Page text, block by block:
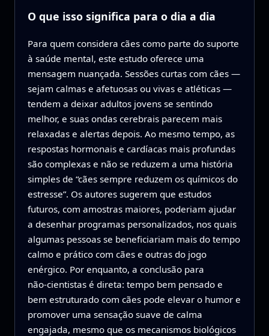
O que isso significa para o dia a dia
Para quem considera cães como parte do suporte
à saúde mental, este estudo oferece uma
mensagem nuançada. Sessões curtas com cães —
sejam calmas e afetuosas ou vivas e atléticas —
tendem a deixar adultos jovens se sentindo
melhor, e suas ondas cerebrais parecem mais
relaxadas e alertas depois. Ao mesmo tempo, as
respostas hormonais e cardíacas mais profundas
são complexas e não se reduzem a uma história
simples de “cães sempre reduzem os químicos do
estresse”. Os autores sugerem que estudos
futuros, com amostras maiores, poderiam ajudar
a desenhar programas personalizados, nos quais
algumas pessoas se beneficiariam mais do tempo
calmo e prático com cães e outras do jogo
enérgico. Por enquanto, a conclusão para
não‑cientistas é direta: tempo bem pensado e
bem estruturado com cães pode elevar o humor e
promover uma sensação suave de calma
engajada, mesmo que os mecanismos biológicos